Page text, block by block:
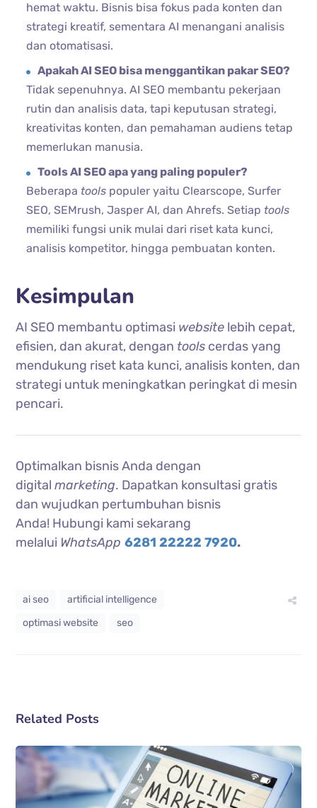
hemat waktu. Bisnis bisa fokus pada konten dan
strategi kreatif, sementara AI menangani analisis
dan otomatisasi.
Apakah AI SEO bisa menggantikan pakar SEO?
Tidak sepenuhnya. AI SEO membantu pekerjaan
rutin dan analisis data, tapi keputusan strategi,
kreativitas konten, dan pemahaman audiens tetap
memerlukan manusia.
Tools AI SEO apa yang paling populer?
Beberapa tools populer yaitu Clearscope, Surfer
SEO, SEMrush, Jasper AI, dan Ahrefs. Setiap tools
memiliki fungsi unik mulai dari riset kata kunci,
analisis kompetitor, hingga pembuatan konten.
Kesimpulan
AI SEO membantu optimasi website lebih cepat,
efisien, dan akurat, dengan tools cerdas yang
mendukung riset kata kunci, analisis konten, dan
strategi untuk meningkatkan peringkat di mesin
pencari.
Optimalkan bisnis Anda dengan
digitalmarketing. Dapatkan konsultasi gratis
dan wujudkan pertumbuhan bisnis
Anda! Hubungi kami sekarang
melalui WhatsApp 6281 22222 7920.
ai seo
artificial intelligence
optimasi website
seo
Related Posts